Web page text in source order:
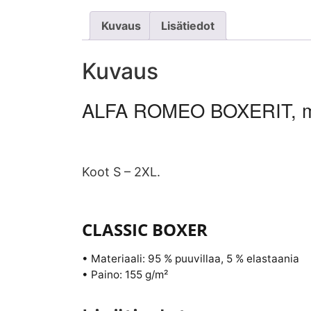
Kuvaus Lisätiedot
Kuvaus
ALFA ROMEO BOXERIT,
Koot S – 2XL.
CLASSIC BOXER
• Materiaali: 95 % puuvillaa, 5 % elastaania
• Paino: 155 g/m²